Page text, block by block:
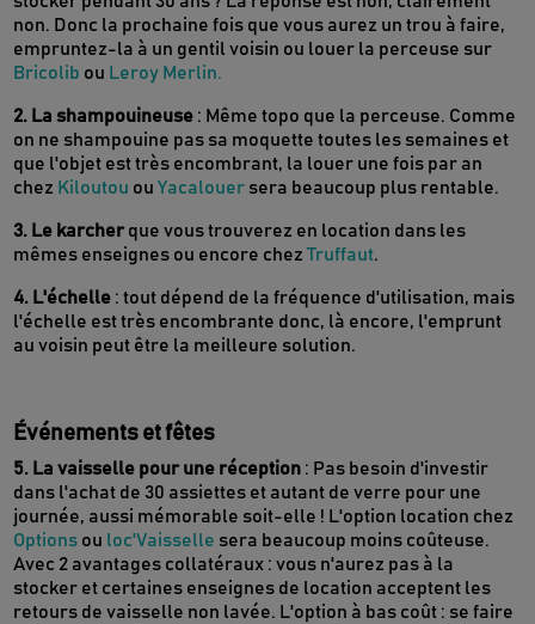
non. Donc la prochaine fois que vous aurez un trou à faire,
empruntez-la à un gentil voisin ou louer la perceuse sur
Bricolib ou Leroy Merlin.
2. La shampouineuse : Même topo que la perceuse. Comme
on ne shampouine pas sa moquette toutes les semaines et
que l'objet est très encombrant, la louer une fois par an
chez Kiloutou ouYacalouer sera beaucoup plus rentable.
3. Le karcherque vous trouverez en location dans les
mêmes enseignes ou encore chezTruffaut.
4. L'échelle : tout dépend de la fréquence d'utilisation, mais
l'échelle est très encombrante donc, là encore, l'emprunt
au voisin peut être la meilleure solution.
Événements et fêtes
5. La vaisselle pour une réception : Pas besoin d'investir
dans l'achat de 30 assiettes et autant de verre pour une
journée, aussi mémorable soit-elle ! L'option location chez
Options ou loc'Vaisselle sera beaucoup moins coûteuse.
Avec 2 avantages collatéraux : vous n'aurez pas à la
stocker et certaines enseignes de location acceptent les
retours de vaisselle non lavée. L'option à bas coût : se faire